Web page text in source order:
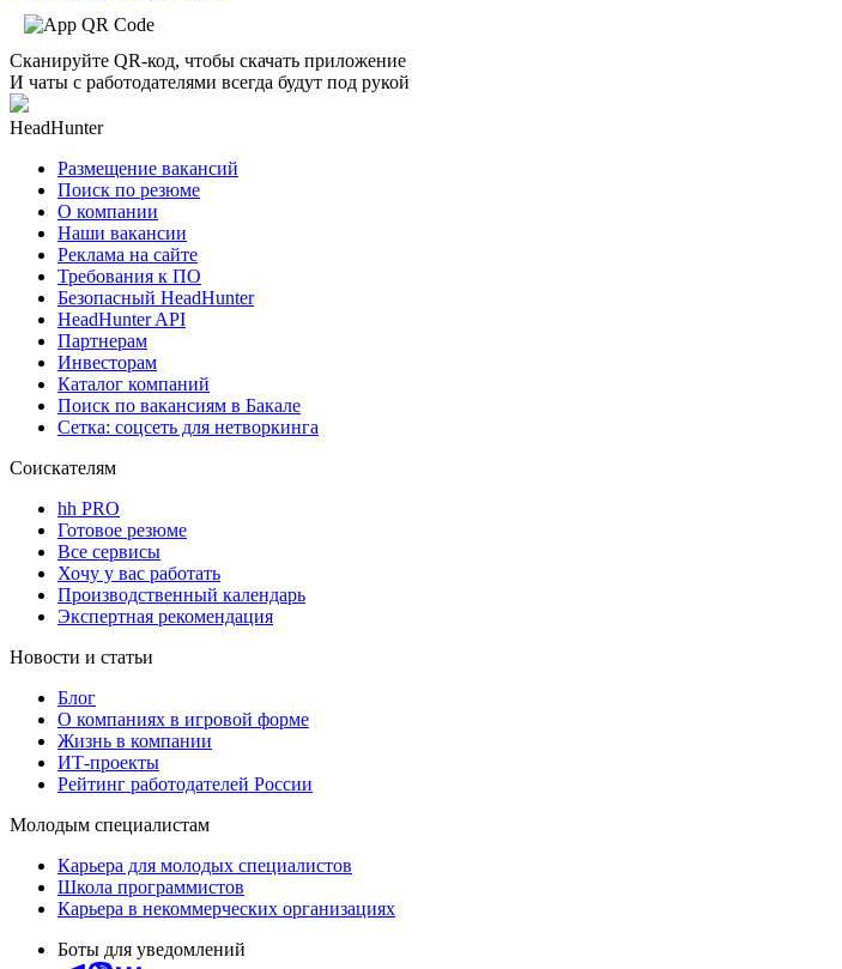
Сканируйте QR-код, чтобы скачать приложение
И чаты с работодателями всегда будут под рукой
HeadHunter
Размещение вакансий
Поиск по резюме
О компании
Наши вакансии
Реклама на сайте
Требования к ПО
Безопасный HeadHunter
HeadHunter API
Партнерам
Инвесторам
Каталог компаний
Поиск по вакансиям в Бакале
Сетка: соцсеть для нетворкинга
Соискателям
hh PRO
Готовое резюме
Все сервисы
Хочу у вас работать
Производственный календарь
Экспертная рекомендация
Новости и статьи
Блог
О компаниях в игровой форме
Жизнь в компании
ИТ-проекты
Рейтинг работодателей России
Молодым специалистам
Карьера для молодых специалистов
Школа программистов
Карьера в некоммерческих организациях
Боты для уведомлений